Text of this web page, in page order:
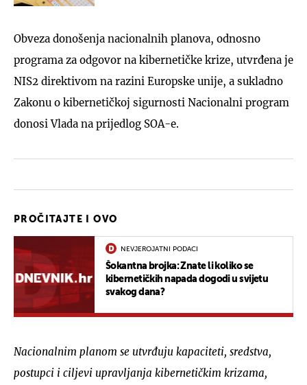
Obveza donošenja nacionalnih planova, odnosno
programa za odgovor na kibernetičke krize, utvrđena je
NIS2 direktivom na razini Europske unije, a sukladno
Zakonu o kibernetičkoj sigurnosti Nacionalni program
donosi Vlada na prijedlog SOA-e.
PROČITAJTE I OVO
NEVJEROJATNI PODACI
Šokantna brojka: Znate li koliko se
kibernetičkih napada dogodi u svijetu
svakog dana?
Nacionalnim planom se utvrđuju kapaciteti, sredstva,
postupci i ciljevi upravljanja kibernetičkim krizama,